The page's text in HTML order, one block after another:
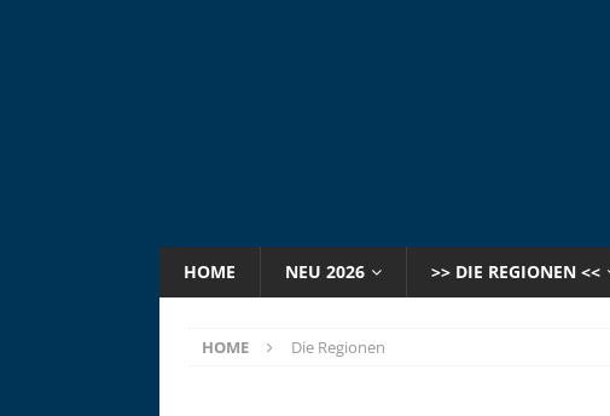
HOME NEU 2026 >> DIE REGIONEN <<
HOME Die Regionen